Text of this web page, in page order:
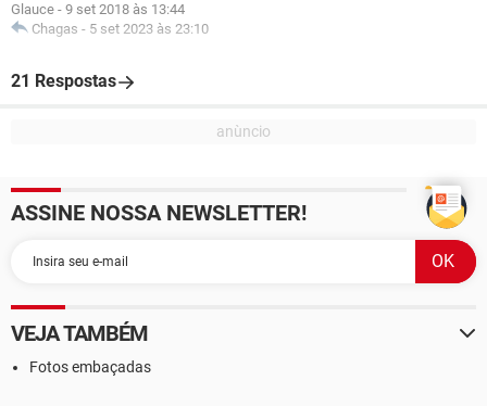
Glauce - 9 set 2018 às 13:44
Chagas - 5 set 2023 às 23:10
21 Respostas
ASSINE NOSSA NEWSLETTER!
VEJA TAMBÉM
Fotos embaçadas